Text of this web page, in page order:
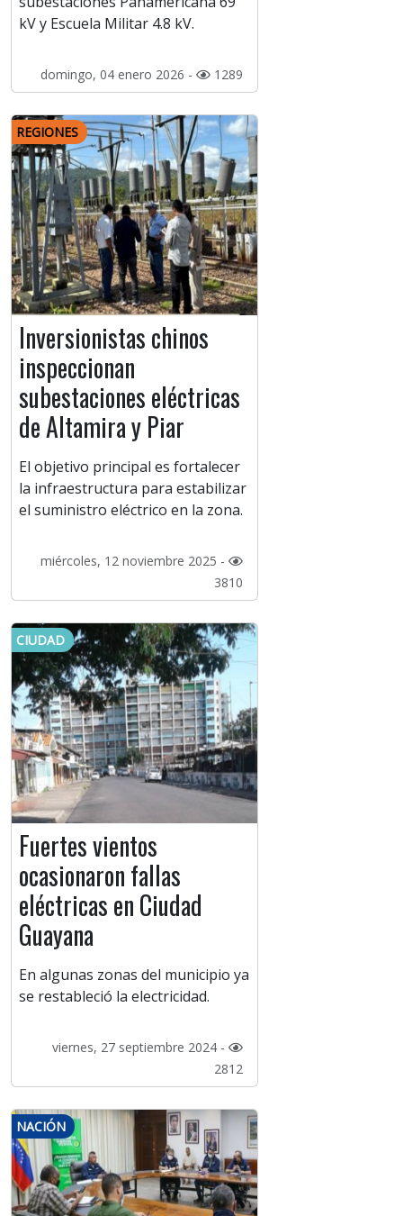
kV y Escuela Militar 4.8 kV.
domingo, 04 enero 2026 - 1289
REGIONES
Inversionistas chinos
inspeccionan
subestaciones eléctricas
de Altamira y Piar
El objetivo principal es fortalecer
la infraestructura para estabilizar
el suministro eléctrico en la zona.
miércoles, 12 noviembre 2025 -
3810
CIUDAD
Fuertes vientos
ocasionaron fallas
eléctricas en Ciudad
Guayana
En algunas zonas del municipio ya
se restableció la electricidad.
viernes, 27 septiembre 2024 -
2812
NACIÓN